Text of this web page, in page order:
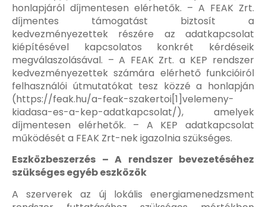
honlapjáról díjmentesen elérhetők. – A FEAK Zrt.
díjmentes támogatást biztosít a
kedvezményezettek részére az adatkapcsolat
kiépítésével kapcsolatos konkrét kérdéseik
megválaszolásával. – A FEAK Zrt. a KEP rendszer
kedvezményezettek számára elérhető funkcióiról
felhasználói útmutatókat tesz közzé a honlapján
(https://feak.hu/a-feak-szakertoi[1]velemeny-
kiadasa-es-a-kep-adatkapcsolat/), amelyek
díjmentesen elérhetők. – A KEP adatkapcsolat
működését a FEAK Zrt-nek igazolnia szükséges.
Eszközbeszerzés – A rendszer bevezetéséhez
szükséges egyéb eszközök
A szerverek az új lokális energiamenedzsment